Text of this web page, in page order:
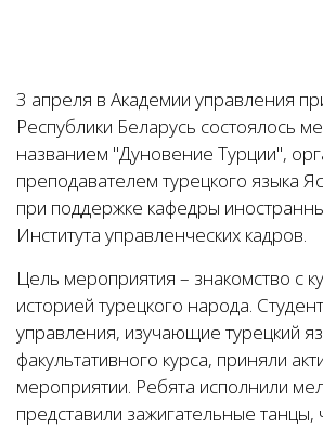
3 апреля в Академии управления
Республики Беларусь состоялось
названием "Дуновение Турции",
преподавателем турецкого языка
при поддержке кафедры
Института управленческих кадров.
Цель мероприятия – знакомство с
историей турецкого народа.
управления, изучающие турецкий
факультативного курса, приняли
мероприятии. Ребята исполнили
представили зажигательные танцы,